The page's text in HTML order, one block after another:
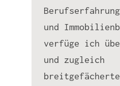
und
verfüge ich
und zugleich